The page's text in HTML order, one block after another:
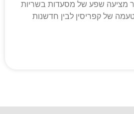
מציעה שפע של מסעדות בשריות
של קפריסין לבין חדשנות